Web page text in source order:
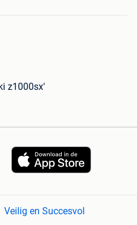
z1000sx'
Veilig en Succesvol